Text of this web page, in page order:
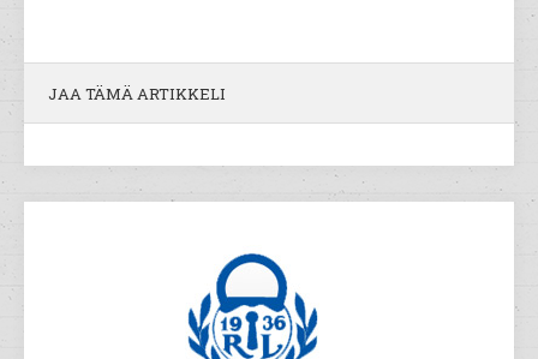
JAA TÄMÄ ARTIKKELI